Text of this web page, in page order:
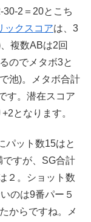
2＝20とこち
ックスコアは、3
複数ABは2回
のでメタボ3と
池)。メタボ合計
す。潜在スコア
となります。
パット数15はと
ですが、SG合計
２。ショット数
のは9番パー５
からですね。メ